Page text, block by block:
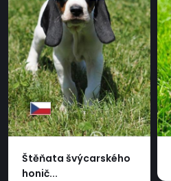
Štěňata švýcarského
honič...